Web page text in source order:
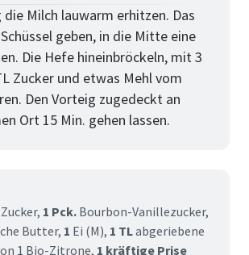
die Milch lauwarm erhitzen. Das
geben, in die Mitte eine
Die Hefe hineinbröckeln, mit 3
Zucker und etwas Mehl vom
Den Vorteig zugedeckt an
Ort 15 Min. gehen lassen.
Zucker, 1 Pck. Bourbon-Vanillezucker,
Butter, 1 Ei (M), 1 TLabgeriebene
1 Bio-Zitrone, 1 kräftige Prise